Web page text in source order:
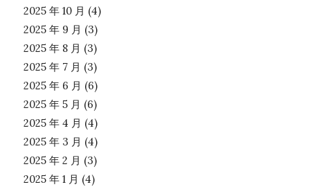
2025 年 10 月 (4)
2025 年 9 月 (3)
2025 年 8 月 (3)
2025 年 7 月 (3)
2025 年 6 月 (6)
2025 年 5 月 (6)
2025 年 4 月 (4)
2025 年 3 月 (4)
2025 年 2 月 (3)
2025 年 1 月 (4)